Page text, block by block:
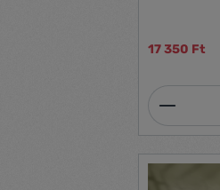
17 350 Ft